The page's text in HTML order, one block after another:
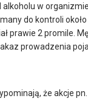
w
do kontroli
prawie 2 promile.
prowadzenia
że akcje